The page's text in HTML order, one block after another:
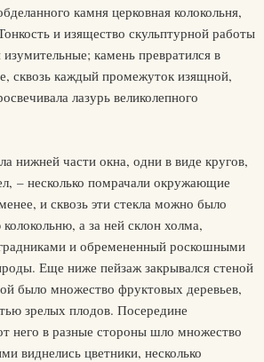
камня церковная колокольня,
и изящество скульптурной работы
камень превратился в
сквозь каждый промежуток изящной,
лазурь великолепного
нижней части окна, одни в виде кругов,
– несколько помрачали окружающие
и сквозь эти стекла можно было
а за ней склон холма,
и обремененный роскошными
Еще ниже пейзаж закрывался стеной
было множество фруктовых деревьев,
зрелых плодов. Посередине
него в разные стороны шло множество
виднелись цветники, несколько